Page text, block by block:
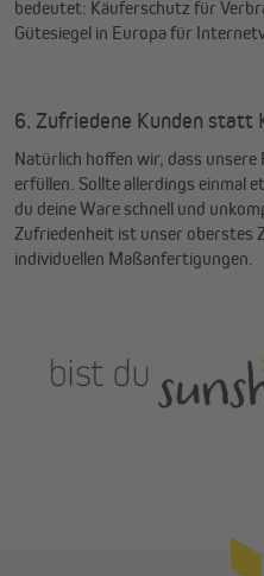
bedeutet: Käuferschutz für
Gütesiegel in Europa für
6. Zufriedene Kunden statt
Natürlich hoffen wir, dass
erfüllen. Sollte allerdings einmal
du deine Ware schnell und
Zufriedenheit ist unser oberstes
individuellen Maßanfertigungen.